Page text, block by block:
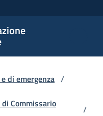
di emergenza /
Commissario
/